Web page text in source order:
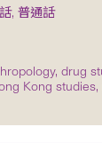
, 普通話
drug
Kong